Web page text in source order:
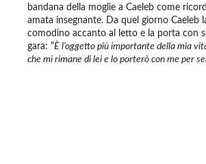
bandana della moglie a Caeleb come
amata insegnante. Da quel giorno Caeleb
comodino accanto al letto e la porta con
gara: “È l’oggetto più importante della mia
che mi rimane di lei e lo porterò con me per